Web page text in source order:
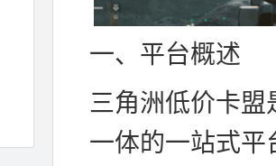
一、平台概述
三角洲低价卡盟
一体的一站式平